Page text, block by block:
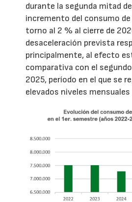
durante la segunda mitad
incremento del consumo
torno al 2 % al cierre de
desaceleración prevista
principalmente, al efecto
comparativa con el
2025, período en el que se
elevados niveles